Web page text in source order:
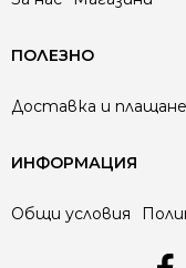
ПОЛЕЗНО
Доставка и плащане
ИНФОРМАЦИЯ
Общи условия